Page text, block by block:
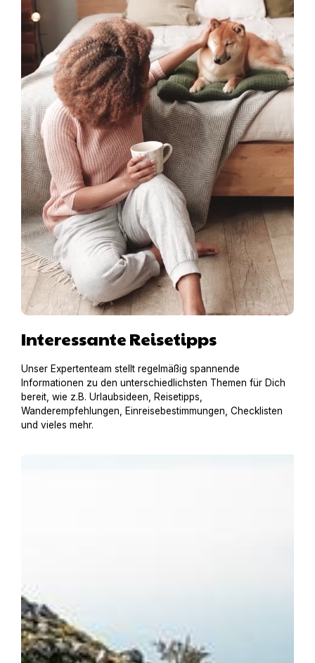
Interessante Reisetipps
Unser Expertenteam stellt regelmäßig spannende
Informationen zu den unterschiedlichsten Themen für Dich
bereit, wie z.B. Urlaubsideen, Reisetipps,
Wanderempfehlungen, Einreisebestimmungen, Checklisten
und vieles mehr.